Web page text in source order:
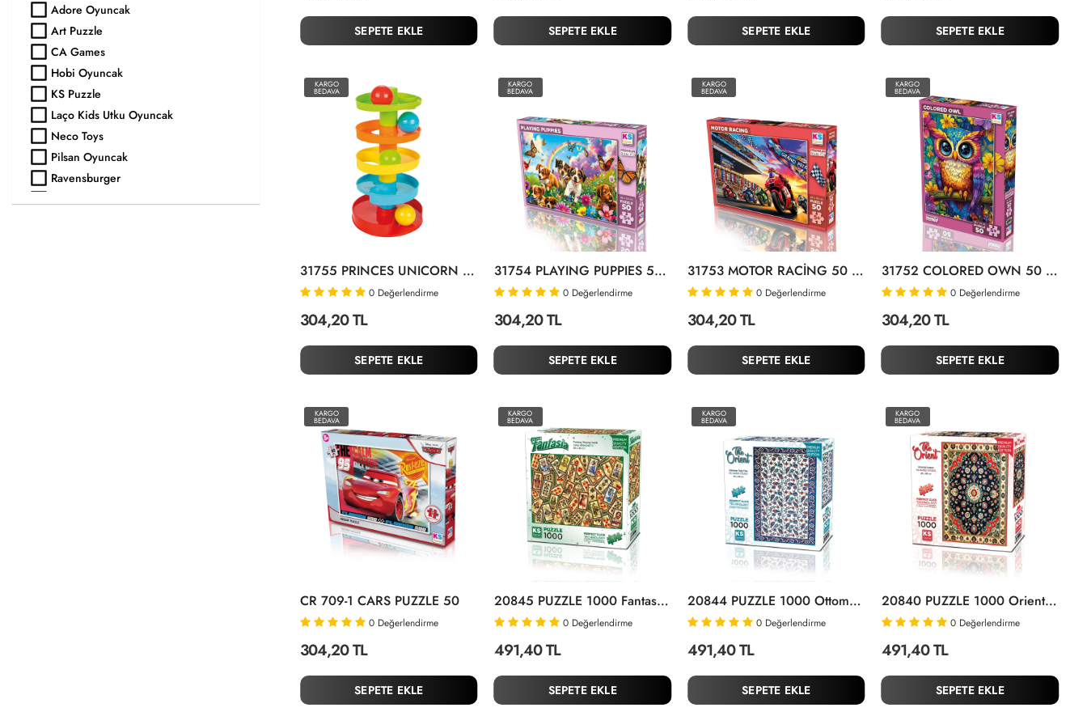
Adore Oyuncak
Art Puzzle
CA Games
Hobi Oyuncak
KS Puzzle
Laço Kids Utku Oyuncak
Neco Toys
Pilsan Oyuncak
Ravensburger
SEPETE EKLE SEPETE EKLE SEPETE EKLE SEPETE EKLE
KARGO
BEDAVA
31755 PRINCES UNICORN 50 PARÇA PUZZLE
0 Değerlendirme
304,20 TL
SEPETE EKLE
KARGO
BEDAVA
31754 PLAYING PUPPIES 50 PARÇA PUZZLE
0 Değerlendirme
304,20 TL
SEPETE EKLE
KARGO
BEDAVA
31753 MOTOR RACİNG 50 PARÇA PUZZLE
0 Değerlendirme
304,20 TL
SEPETE EKLE
KARGO
BEDAVA
31752 COLORED OWN 50 PARÇA PUZZLE
0 Değerlendirme
304,20 TL
SEPETE EKLE
KARGO
BEDAVA
CR 709-1 CARS PUZZLE 50
0 Değerlendirme
304,20 TL
SEPETE EKLE
KARGO
BEDAVA
20845 PUZZLE 1000 Fantasy Playing Cards
0 Değerlendirme
491,40 TL
SEPETE EKLE
KARGO
BEDAVA
20844 PUZZLE 1000 Ottoman Tulip Tiles
0 Değerlendirme
491,40 TL
SEPETE EKLE
KARGO
BEDAVA
20840 PUZZLE 1000 Oriental Carpet
0 Değerlendirme
491,40 TL
SEPETE EKLE